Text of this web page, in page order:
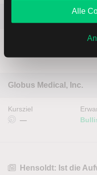
Sie zulassen oder
Sie jederzeit in den
Weitere Infos auch in
Alle
Globus Medical, Inc.
Kursziel
—
Hensoldt: Ist die